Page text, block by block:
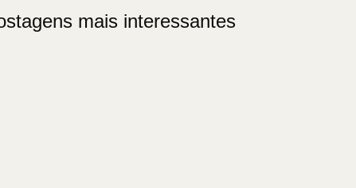
mais interessantes